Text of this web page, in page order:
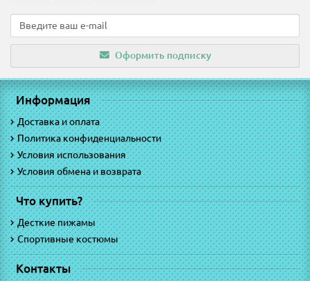
Оформить подписку
Информация
Доставка и оплата
Политика конфиденциальности
Условия использования
Условия обмена и возврата
Что купить?
Десткие пижамы
Спортивные костюмы
Контакты